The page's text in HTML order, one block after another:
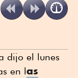
dijo el lunes
en las